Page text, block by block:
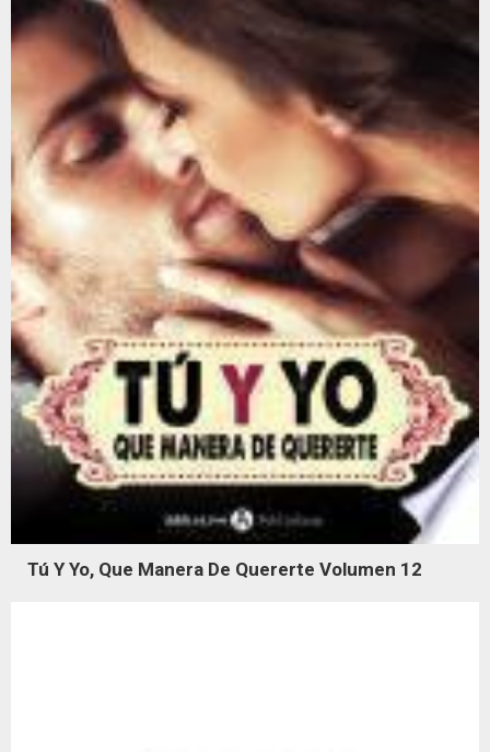
Tú Y Yo, Que Manera De Quererte Volumen 12